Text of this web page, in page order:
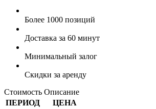
Более 1000 позиций
Доставка за 60 минут
Минимальный залог
Скидки за аренду
Стоимость Описание
ПЕРИОД
ЦЕНА